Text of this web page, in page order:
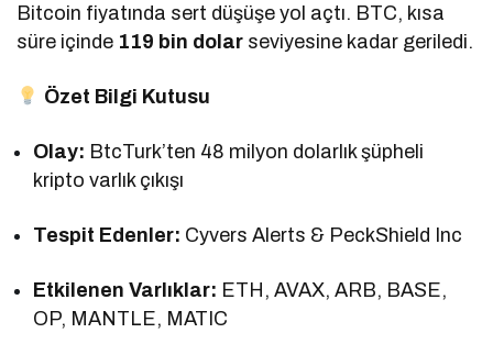
Bitcoin fiyatında sert düşüşe yol açtı. BTC, kısa
süre içinde 119 bin dolar seviyesine kadar geriledi.
Özet Bilgi Kutusu
Olay: BtcTurk’ten 48 milyon dolarlık şüpheli
kripto varlık çıkışı
Tespit Edenler: Cyvers Alerts & PeckShield Inc
Etkilenen Varlıklar: ETH, AVAX, ARB, BASE,
OP, MANTLE, MATIC